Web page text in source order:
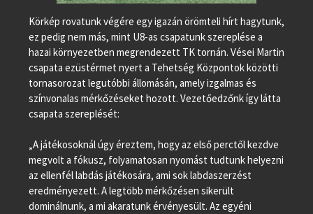
Körkép rovatunk végére egy igazán örömteli hírt hagytunk,
ez pedig nem más, mint U8-as csapatunk szereplése a
hazai környezetben megrendezett TK tornán. Vései Martin
csapata ezüstérmet nyert a Tehetség Központok közötti
tornasorozat legutóbbi állomásán, amely izgalmas és
színvonalas mérkőzéseket hozott. Vezetőedzőnk így látta
csapata szereplését:
„A játékosoknál úgy éreztem, hogy az első perctől kezdve
megvolt a fókusz, folyamatosan nyomást tudtunk helyezni
az ellenfél labdás játékosára, ami sok labdaszerzést
eredményezett. A legtöbb mérkőzésen sikerült
dominálnunk, a mi akaratunk érvényesült. Az egyéni